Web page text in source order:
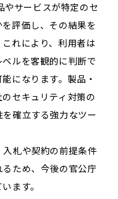
やサービスが特定のセ
評価し、その結果を
れにより、利用者は
ルを客観的に判断で
になります。製品・
セキュリティ対策の
確立する強力なツー
札や契約の前提条件
ため、今後の官公庁
ます。